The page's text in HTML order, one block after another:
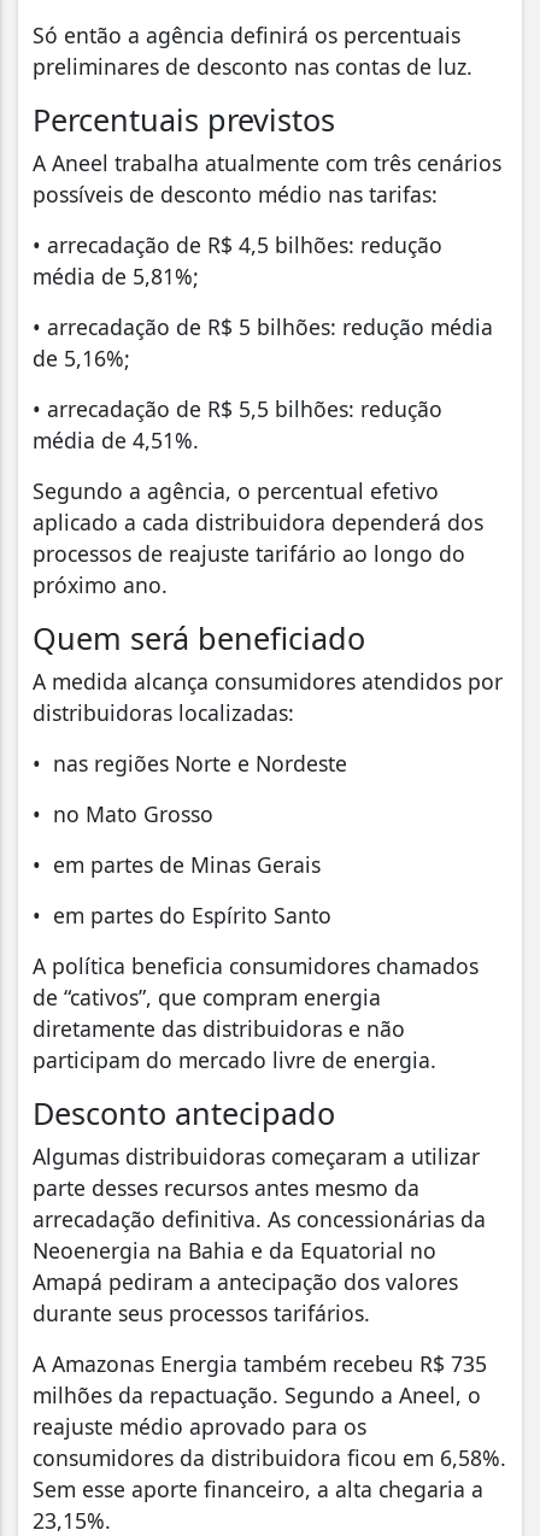
Só então a agência definirá os percentuais
preliminares de desconto nas contas de luz.
Percentuais previstos
A Aneel trabalha atualmente com três cenários
possíveis de desconto médio nas tarifas:
• arrecadação de R$ 4,5 bilhões: redução
média de 5,81%;
• arrecadação de R$ 5 bilhões: redução média
de 5,16%;
• arrecadação de R$ 5,5 bilhões: redução
média de 4,51%.
Segundo a agência, o percentual efetivo
aplicado a cada distribuidora dependerá dos
processos de reajuste tarifário ao longo do
próximo ano.
Quem será beneficiado
A medida alcança consumidores atendidos por
distribuidoras localizadas:
• nas regiões Norte e Nordeste
• no Mato Grosso
• em partes de Minas Gerais
• em partes do Espírito Santo
A política beneficia consumidores chamados
de “cativos”, que compram energia
diretamente das distribuidoras e não
participam do mercado livre de energia.
Desconto antecipado
Algumas distribuidoras começaram a utilizar
parte desses recursos antes mesmo da
arrecadação definitiva. As concessionárias da
Neoenergia na Bahia e da Equatorial no
Amapá pediram a antecipação dos valores
durante seus processos tarifários.
A Amazonas Energia também recebeu R$ 735
milhões da repactuação. Segundo a Aneel, o
reajuste médio aprovado para os
consumidores da distribuidora ficou em 6,58%.
Sem esse aporte financeiro, a alta chegaria a
23,15%.